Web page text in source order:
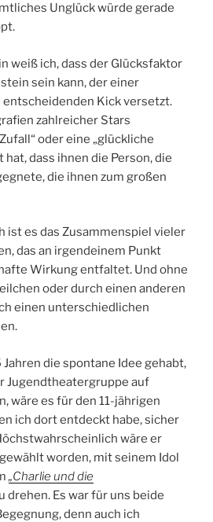
Unglück würde gerade
weiß ich, dass der Glücksfaktor
sein kann, der einer
Kick versetzt.
zahlreicher Stars
oder eine „glückliche
hat, dass ihnen die Person, die
die ihnen zum großen
ist es das Zusammenspiel vieler
das an irgendeinem Punkt
Wirkung entfaltet. Und ohne
oder durch einen anderen
einen unterschiedlichen
die spontane Idee gehabt,
Jugendtheatergruppe auf
wäre es für den 11-jährigen
ich dort entdeckt habe, sicher
wäre er
worden, mit seinem Idol
„Charlie und die
drehen. Es war für uns beide
denn auch ich